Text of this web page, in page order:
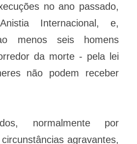
no ano passado,
Internacional, e,
menos seis homens
da morte - pela lei
não podem receber
normalmente por
agravantes,